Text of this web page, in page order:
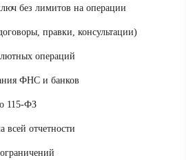
без лимитов на операции
правки, консультации)
операций
ФНС и банков
115-ФЗ
всей отчетности